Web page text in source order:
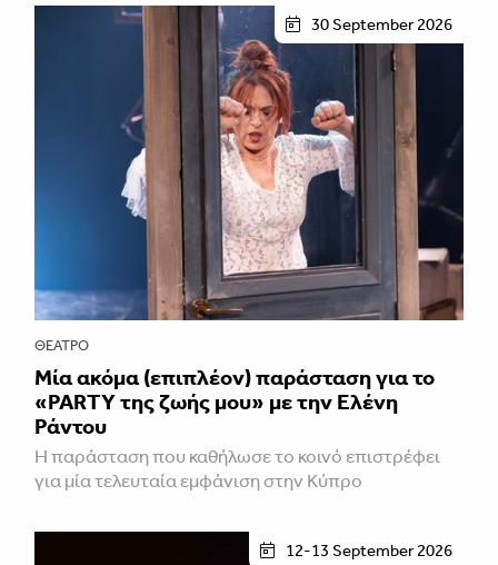
30 September 2026
ΘΈΑΤΡΟ
Μία ακόμα (επιπλέον) παράσταση για το
«PARTY της ζωής μου» με την Ελένη
Ράντου
Η παράσταση που καθήλωσε το κοινό επιστρέφει
για μία τελευταία εμφάνιση στην Κύπρο
12-13 September 2026